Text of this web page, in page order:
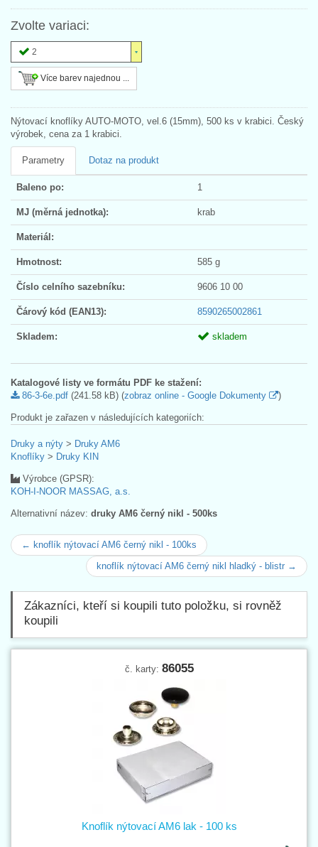
Zvolte variaci:
2
Více barev najednou ...
Nýtovací knoflíky AUTO-MOTO, vel.6 (15mm), 500 ks v krabici. Český
výrobek, cena za 1 krabici.
Parametry Dotaz na produkt
Baleno po: 1
MJ (měrná jednotka): krab
Materiál:
Hmotnost: 585 g
Číslo celního sazebníku: 9606 10 00
Čárový kód (EAN13): 8590265002861
Skladem: skladem
Katalogové listy ve formátu PDF ke stažení:
86-3-6e.pdf (241.58 kB) (zobraz online - Google Dokumenty )
Produkt je zařazen v následujících kategoriích:
Druky a nýty > Druky AM6
Knoflíky > Druky KIN
Výrobce (GPSR):
KOH-I-NOOR MASSAG, a.s.
Alternativní název: druky AM6 černý nikl - 500ks
← knoflík nýtovací AM6 černý nikl - 100ks
knoflík nýtovací AM6 černý nikl hladký - blistr →
Zákazníci, kteří si koupili tuto položku, si rovněž
koupili
č. karty: 86055
Knoflík nýtovací AM6 lak - 100 ks